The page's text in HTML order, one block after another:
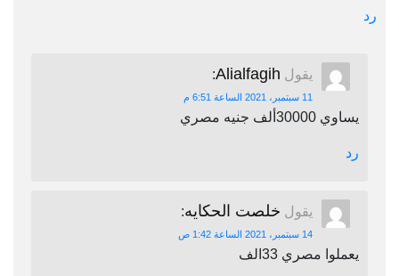
رد
يقول Alialfagih
:
11 سبتمبر، 2021 الساعة 6:51 م
يساوي 30000ألف جنيه مصري
رد
يقول خلصت الحكايه:
14 سبتمبر، 2021 الساعة 1:42 ص
يعملوا مصري 33الف